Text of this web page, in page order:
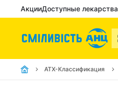
АкцииДоступные лекарства
АТХ-Классификация